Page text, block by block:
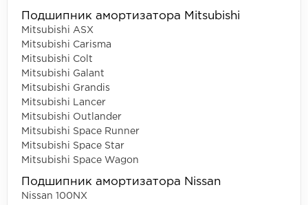
Подшипник амортизатора Mitsubishi
Mitsubishi ASX
Mitsubishi Carisma
Mitsubishi Colt
Mitsubishi Galant
Mitsubishi Grandis
Mitsubishi Lancer
Mitsubishi Outlander
Mitsubishi Space Runner
Mitsubishi Space Star
Mitsubishi Space Wagon
Подшипник амортизатора Nissan
Nissan 100NX